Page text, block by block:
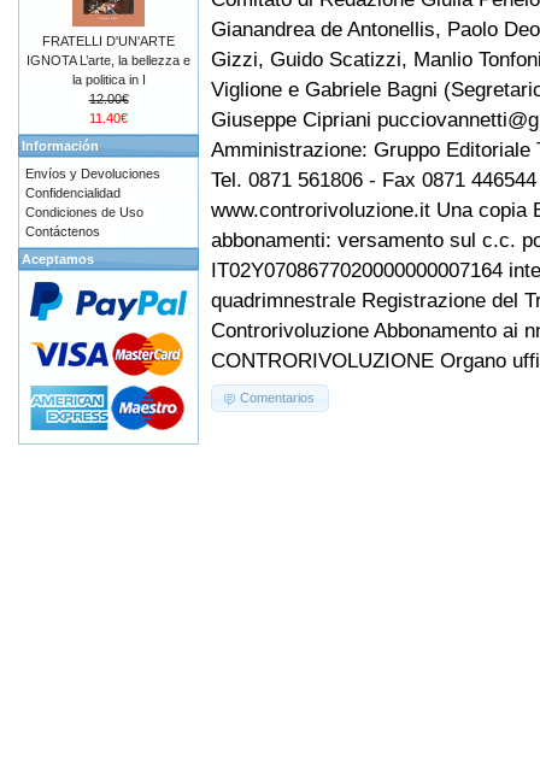
Gianandrea de Antonellis, Paolo
Gizzi, Guido Scatizzi, Manlio
Viglione e Gabriele Bagni
Giuseppe Cipriani
Amministrazione: Gruppo Editoriale
Tel. 0871 561806 - Fax 0871
www.controrivoluzione.it Una copia
abbonamenti: versamento sul c.c.
IT02Y0708677020000000007164
quadrimnestrale Registrazione del
Controrivoluzione Abbonamento ai
CONTRORIVOLUZIONE Organo
Comentarios
FRATELLI D'UN'ARTE
IGNOTA L’arte, la bellezza e
la politica in I
12.00€
11.40€
Información
Envíos y Devoluciones
Confidencialidad
Condiciones de Uso
Contáctenos
Aceptamos